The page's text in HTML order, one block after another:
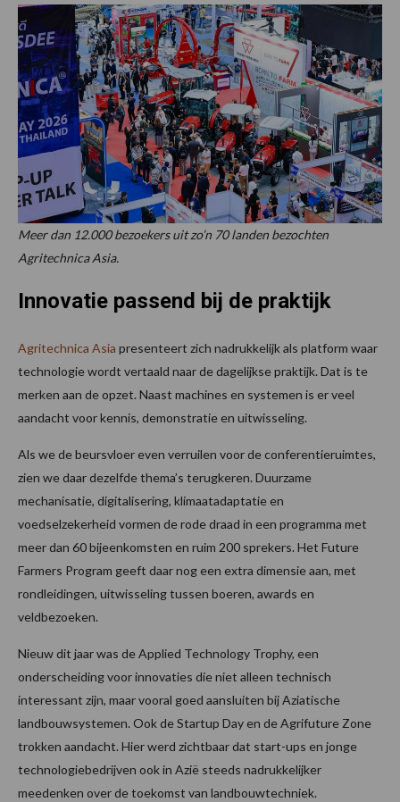
Meer dan 12.000 bezoekers uit zo’n 70 landen bezochten
Agritechnica Asia.
Innovatie passend bij de praktijk
Agritechnica Asia presenteert zich nadrukkelijk als platform waar
technologie wordt vertaald naar de dagelijkse praktijk. Dat is te
merken aan de opzet. Naast machines en systemen is er veel
aandacht voor kennis, demonstratie en uitwisseling.
Als we de beursvloer even verruilen voor de conferentieruimtes,
zien we daar dezelfde thema’s terugkeren. Duurzame
mechanisatie, digitalisering, klimaatadaptatie en
voedselzekerheid vormen de rode draad in een programma met
meer dan 60 bijeenkomsten en ruim 200 sprekers. Het Future
Farmers Program geeft daar nog een extra dimensie aan, met
rondleidingen, uitwisseling tussen boeren, awards en
veldbezoeken.
Nieuw dit jaar was de Applied Technology Trophy, een
onderscheiding voor innovaties die niet alleen technisch
interessant zijn, maar vooral goed aansluiten bij Aziatische
landbouwsystemen. Ook de Startup Day en de Agrifuture Zone
trokken aandacht. Hier werd zichtbaar dat start-ups en jonge
technologiebedrijven ook in Azië steeds nadrukkelijker
meedenken over de toekomst van landbouwtechniek.